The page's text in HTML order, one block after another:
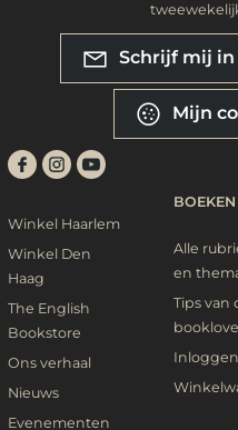
Schrijf mij
Mijn
Winkel Haarlem
Winkel Den
Haag
The English
Bookstore
Ons verhaal
Nieuws
Evenementen
BOEKEN
Alle
en
Tips van
Inloggen